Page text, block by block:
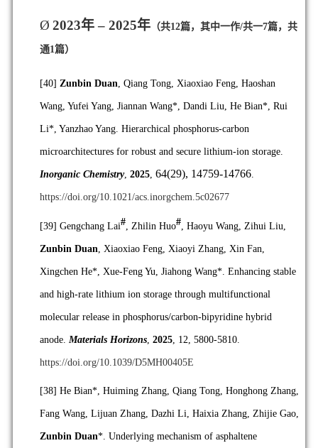
Ø 2023年– 2025年（共12篇，其中一作/共一7篇，共
通1 篇）
[40] Zunbin Duan , Qiang Tong, Xiaoxiao Feng, Haoshan
Wang, Yufei Yang, Jiannan Wang*, Dandi Liu, He Bian*, Rui
Li*, Yanzhao Yang. Hierarchical phosphorus-carbon
microarchitectures for robust and secure lithium-ion storage.
Inorganic Chemistry, 2025, 64(29), 14759-14766.
https://doi.org/10.1021/acs.inorgchem.5c02677
[39] Gengchang Lai#, Zhilin Huo#, Haoyu Wang, Zihui Liu,
Zunbin Duan , Xiaoxiao Feng, Xiaoyi Zhang, Xin Fan,
Xingchen He*, Xue-Feng Yu, Jiahong Wang*. Enhancing stable
and high-rate lithium ion storage through multifunctional
molecular release in phosphorus/carbon-bipyridine hybrid
anode. Materials Horizons, 2025, 12, 5800-5810.
https://doi.org/10.1039/D5MH00405E
[38] He Bian*, Huiming Zhang, Qiang Tong, Honghong Zhang,
Fang Wang, Lijuan Zhang, Dazhi Li, Haixia Zhang, Zhijie Gao,
Zunbin Duan*. Underlying mechanism of asphaltene